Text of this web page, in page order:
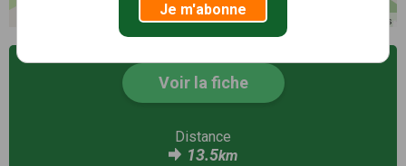
© contributors
Voir la fiche
Distance
13.5km
Je m'abonne